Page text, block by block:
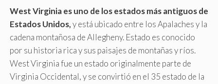
West Virginia es uno de los estados más antiguos de
Estados Unidos,y está ubicado entre los Apalaches y la
cadena montañosa de Allegheny. Estado es conocido
por su historia rica y sus paisajes de montañas y ríos.
West Virginia fue un estado originalmente parte de
Virginia Occidental, y se convirtió en el 35 estado de la